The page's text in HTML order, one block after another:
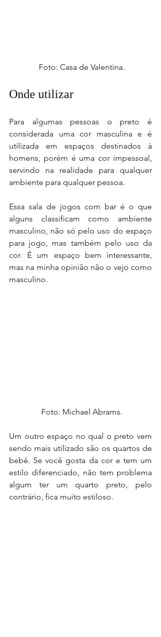
Foto: Casa de Valentina.
Onde utilizar
Para algumas pessoas o preto é
considerada uma cor masculina e é
utilizada em espaços destinados à
homens, porém é uma cor impessoal,
servindo na realidade para qualquer
ambiente para qualquer pessoa.
Essa sala de jogos com bar é o que
alguns classificam como ambiente
masculino, não só pelo uso do espaço
para jogo, mas também pelo uso da
cor. É um espaço bem interessante,
mas na minha opinião não o vejo como
masculino.
Foto: Michael Abrams.
Um outro espaço no qual o preto vem
sendo mais utilizado são os quartos de
bebê. Se você gosta da cor e tem um
estilo diferenciado, não tem problema
algum ter um quarto preto, pelo
contrário, fica muito estiloso.